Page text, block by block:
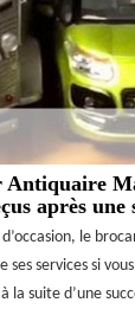
après une
le
ses services si
la suite d’une